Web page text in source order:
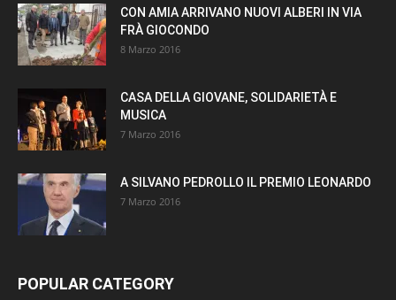
CON AMIA ARRIVANO NUOVI ALBERI IN VIA
FRÀ GIOCONDO
8 Marzo 2016
CASA DELLA GIOVANE, SOLIDARIETÀ E
MUSICA
7 Marzo 2016
A SILVANO PEDROLLO IL PREMIO LEONARDO
7 Marzo 2016
POPULAR CATEGORY